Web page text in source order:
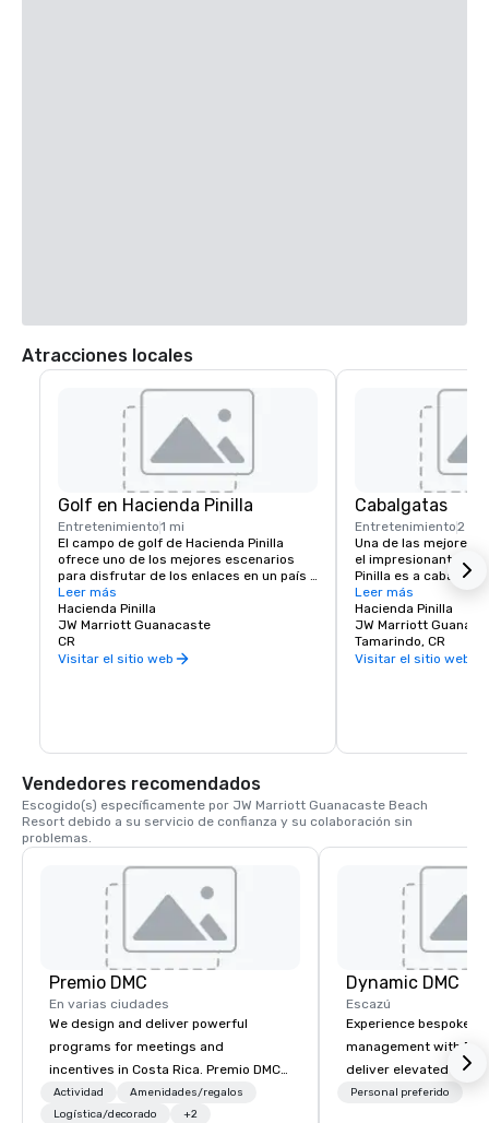
Atracciones locales
Golf en Hacienda Pinilla
Entretenimiento1 mi
El campo de golf de Hacienda Pinilla
ofrece uno de los mejores escenarios
para disfrutar de los enlaces en un país
famoso por su tradición de golf. Creado
por el respetado arquitecto Mike Young,
el diseño se ajusta con elegancia al flujo
natural de la tierra, atravesando el
bosque tropical a lo largo de las orillas
los golfistas un lugar excepcional e
disfrutar de una ronda con familiares y
amigos.
Leer más
Hacienda Pinilla
JW Marriott Guanacaste
CR
Visitar el sitio web
Cabalgatas
Entretenimiento2 mi
Una de las mejores
el impresionante
Pinilla es a caballo.
verdadera Costa
kilómetros de
campo, disfrutando
espectaculares
ganaderos,
experiencia de
Leer más
Hacienda Pinilla
JW Marriott
Tamarindo, CR
Visitar el sitio web
Vendedores recomendados
Escogido(s) específicamente por JW Marriott Guanacaste Beach
Resort debido a su servicio de confianza y su colaboración sin
problemas.
Premio DMC
En varias ciudades
We design and deliver powerful
programs for meetings and
incentives in Costa Rica. Premio DMC
specializes in comprehensive
destination management services,
Actividad
Amenidades/regalos
Logística/decorado
+2
Dynamic DMC
Escazú
Experience bespoke
management with
deliver elevated
incentive programs
Personal preferido